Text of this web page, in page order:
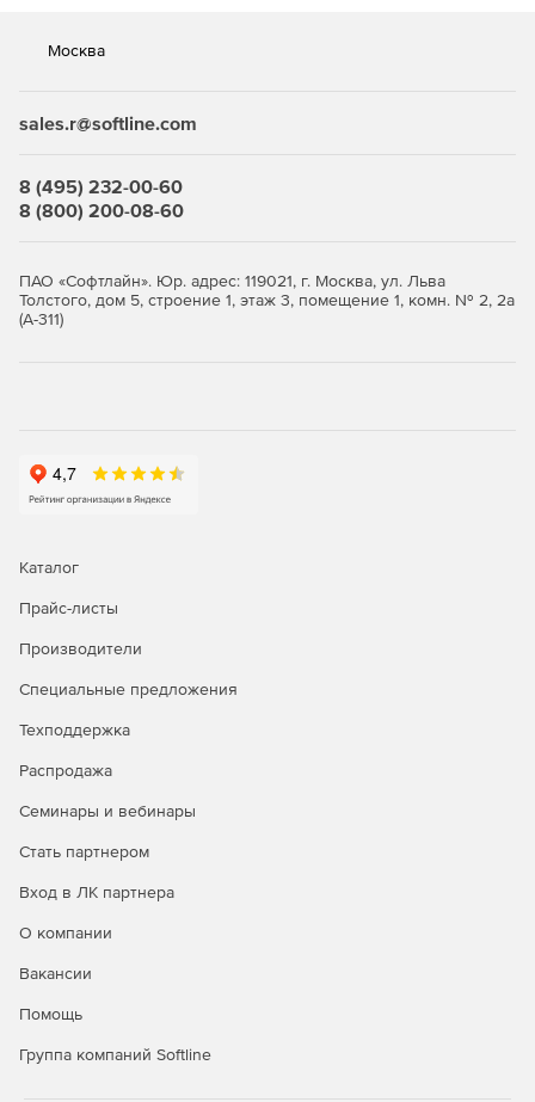
Москва
sales.r@softline.com
8 (495) 232-00-60
8 (800) 200-08-60
ПАО «Софтлайн». Юр. адрес: 119021, г. Москва, ул. Льва
Толстого, дом 5, строение 1, этаж 3, помещение 1, комн. № 2, 2а
(А-311)
Каталог
Прайс-листы
Производители
Специальные предложения
Техподдержка
Распродажа
Семинары и вебинары
Стать партнером
Вход в ЛК партнера
О компании
Вакансии
Помощь
Группа компаний Softline